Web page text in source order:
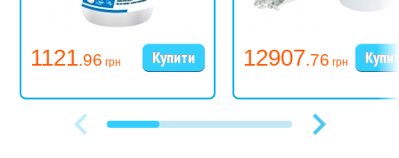
1121.96 грн 12907.76 грн